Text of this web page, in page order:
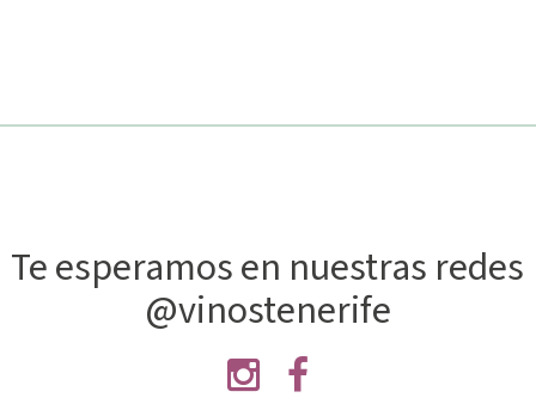
Te esperamos en nuestras redes
@vinostenerife